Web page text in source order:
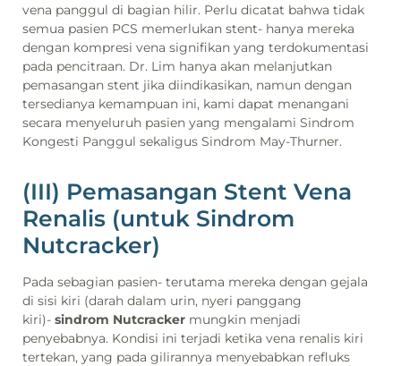
vena panggul di bagian hilir. Perlu dicatat bahwa tidak
semua pasien PCS memerlukan stent- hanya mereka
dengan kompresi vena signifikan yang terdokumentasi
pada pencitraan. Dr. Lim hanya akan melanjutkan
pemasangan stent jika diindikasikan, namun dengan
tersedianya kemampuan ini, kami dapat menangani
secara menyeluruh pasien yang mengalami Sindrom
Kongesti Panggul sekaligus Sindrom May-Thurner.
(III) Pemasangan Stent Vena
Renalis (untuk Sindrom
Nutcracker)
Pada sebagian pasien- terutama mereka dengan gejala
di sisi kiri (darah dalam urin, nyeri panggang
kiri)- sindrom Nutcracker mungkin menjadi
penyebabnya. Kondisi ini terjadi ketika vena renalis kiri
tertekan, yang pada gilirannya menyebabkan refluks